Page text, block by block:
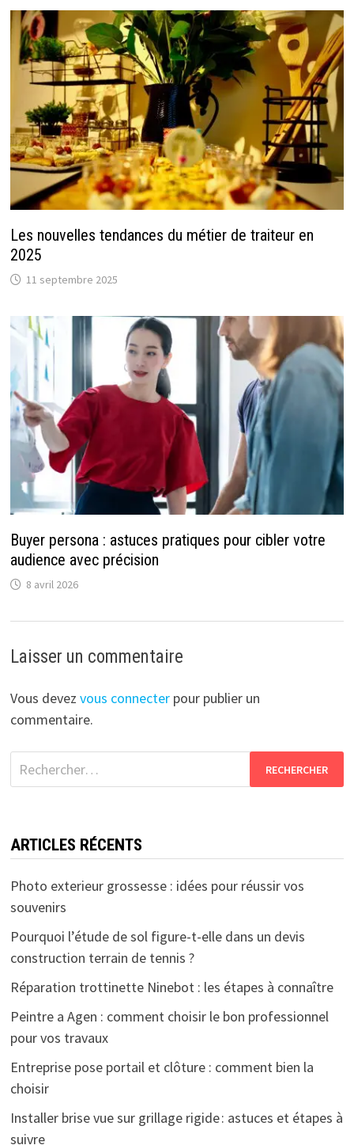
Les nouvelles tendances du métier de traiteur en
2025
11 septembre 2025
Buyer persona : astuces pratiques pour cibler votre
audience avec précision
8 avril 2026
Laisser un commentaire
Vous devez vous connecterpour publier un
commentaire.
Rechercher :
ARTICLES RÉCENTS
Photo exterieur grossesse : idées pour réussir vos
souvenirs
Pourquoi l’étude de sol figure-t-elle dans un devis
construction terrain de tennis ?
Réparation trottinette Ninebot : les étapes à connaître
Peintre a Agen : comment choisir le bon professionnel
pour vos travaux
Entreprise pose portail et clôture : comment bien la
choisir
Installer brise vue sur grillage rigide : astuces et étapes à
suivre